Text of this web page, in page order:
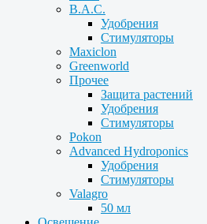
B.A.C.
Удобрения
Стимуляторы
Maxiclon
Greenworld
Прочее
Защита растений
Удобрения
Стимуляторы
Pokon
Advanced Hydroponics
Удобрения
Стимуляторы
Valagro
50 мл